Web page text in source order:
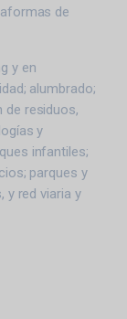
de
y en
alumbrado;
de residuos,
y
infantiles;
parques y
y red viaria y